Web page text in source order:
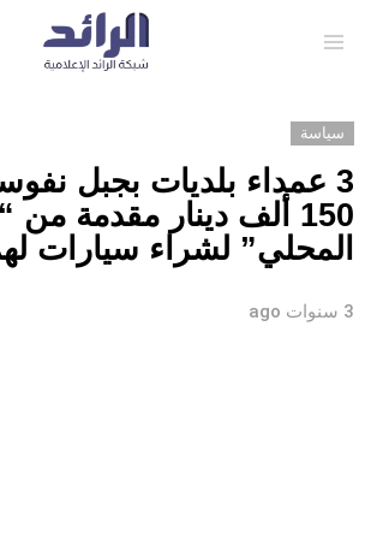
سياسة
3 عمداء بلديات بجبل
150 ألف دينار مقدمة من
المحلي” لشراء سيارات
3 سنوات ago